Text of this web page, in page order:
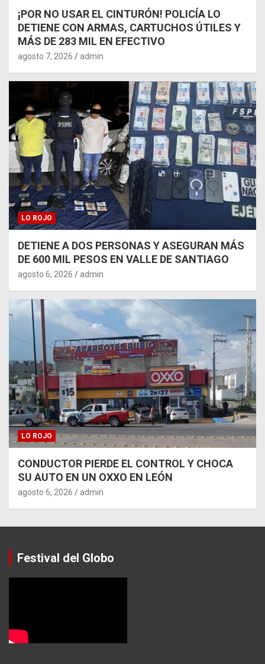
¡POR NO USAR EL CINTURÓN! POLICÍA LO
DETIENE CON ARMAS, CARTUCHOS ÚTILES Y
MÁS DE 283 MIL EN EFECTIVO
agosto 7, 2026 admin
LO ROJO
DETIENE A DOS PERSONAS Y ASEGURAN MÁS
DE 600 MIL PESOS EN VALLE DE SANTIAGO
agosto 6, 2026 admin
LO ROJO
CONDUCTOR PIERDE EL CONTROL Y CHOCA
SU AUTO EN UN OXXO EN LEÓN
agosto 6, 2026 admin
Festival del Globo